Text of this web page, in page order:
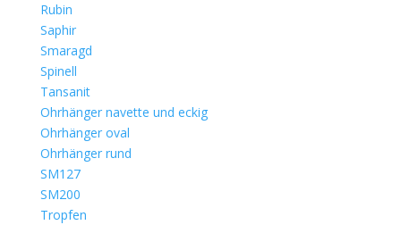
Rubin
Saphir
Smaragd
Spinell
Tansanit
Ohrhänger navette und eckig
Ohrhänger oval
Ohrhänger rund
SM127
SM200
Tropfen